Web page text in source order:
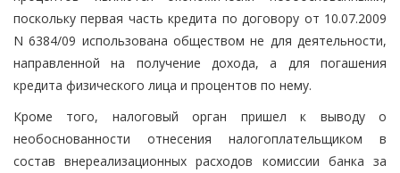
поскольку первая часть кредита по договору от 10.07.2009
N 6384/09 использована обществом не для деятельности,
направленной на получение дохода, а для погашения
кредита физического лица и процентов по нему.
Кроме того, налоговый орган пришел к выводу о
необоснованности отнесения налогоплательщиком в
состав внереализационных расходов комиссии банка за